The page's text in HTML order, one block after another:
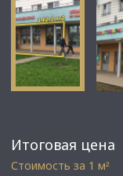
Итоговая цена
Стоимость за 1 м²